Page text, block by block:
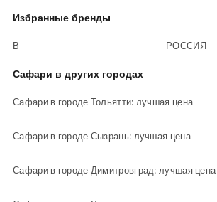
Избранные бренды
В РОССИЯ
Сафари в других городах
Сафари в городе Тольятти: лучшая цена
Сафари в городе Сызрань: лучшая цена
Сафари в городе Димитровград: лучшая цена